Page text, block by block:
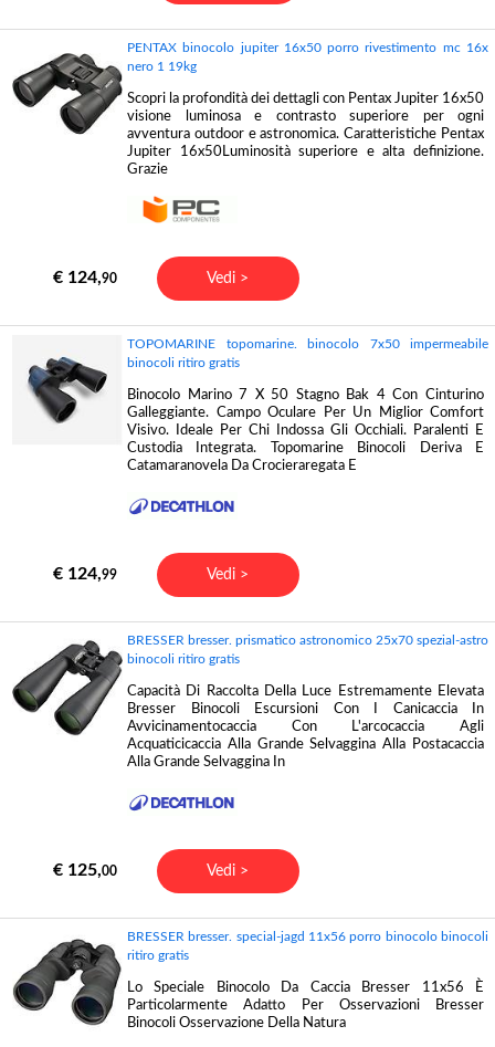
PENTAX binocolo jupiter 16x50 porro rivestimento mc 16x
nero 1 19kg
Scopri la profondità dei dettagli con Pentax Jupiter 16x50
visione luminosa e contrasto superiore per ogni
avventura outdoor e astronomica. Caratteristiche Pentax
Jupiter 16x50Luminosità superiore e alta definizione.
Grazie
€ 124,90 Vedi >
TOPOMARINE topomarine. binocolo 7x50 impermeabile
binocoli ritiro gratis
Binocolo Marino 7 X 50 Stagno Bak 4 Con Cinturino
Galleggiante. Campo Oculare Per Un Miglior Comfort
Visivo. Ideale Per Chi Indossa Gli Occhiali. Paralenti E
Custodia Integrata. Topomarine Binocoli Deriva E
Catamaranovela Da Crocieraregata E
€ 124,99 Vedi >
BRESSER bresser. prismatico astronomico 25x70 spezial-astro
binocoli ritiro gratis
Capacità Di Raccolta Della Luce Estremamente Elevata
Bresser Binocoli Escursioni Con I Canicaccia In
Avvicinamentocaccia Con L'arcocaccia Agli
Acquaticicaccia Alla Grande Selvaggina Alla Postacaccia
Alla Grande Selvaggina In
€ 125,00 Vedi >
BRESSER bresser. special-jagd 11x56 porro binocolo binocoli
ritiro gratis
Lo Speciale Binocolo Da Caccia Bresser 11x56 È
Particolarmente Adatto Per Osservazioni Bresser
Binocoli Osservazione Della Natura